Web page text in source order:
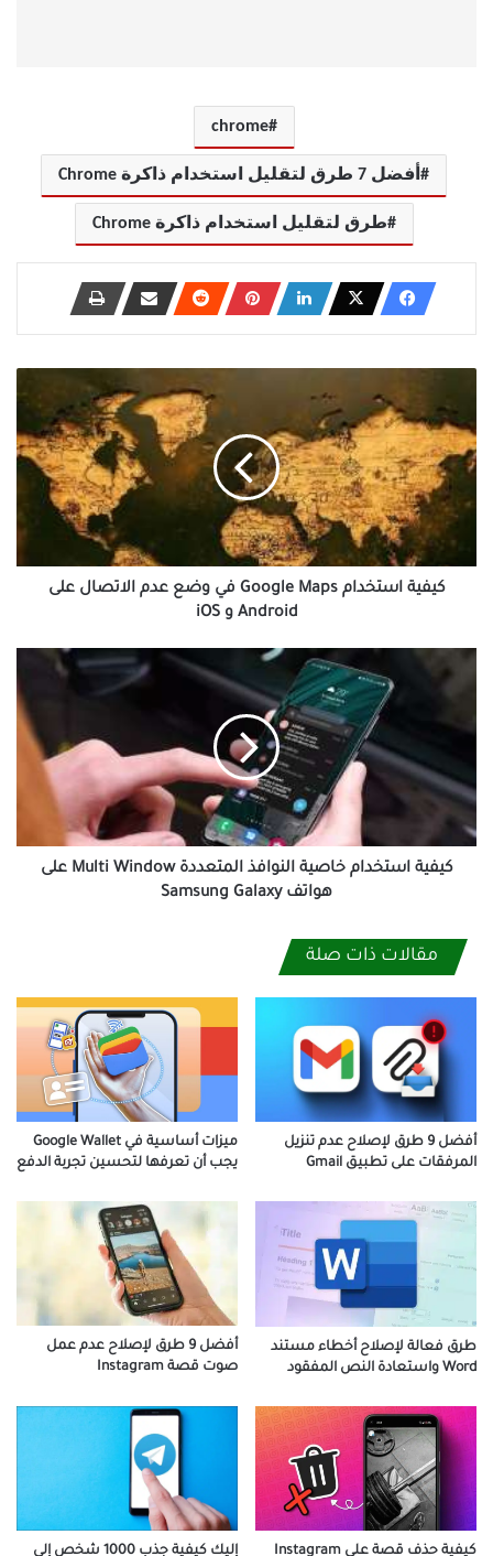
chrome
أفضل 7 طرق لتقليل استخدام ذاكرة Chrome
طرق لتقليل استخدام ذاكرة Chrome
Google
Maps
في
عدم
الاتصال
على
Android
كيفية استخدام Google Maps في وضع عدم الاتصال على
Android و iOS
استخدام
النوافذ
Multi
Window
هواتف
Samsung
كيفية استخدام خاصية النوافذ المتعددة Multi Window على
هواتف Samsung Galaxy
مقالات ذات صلة
ميزات أساسية في Google Wallet
يجب أن تعرفها لتحسين تجربة الدفع
أفضل 9 طرق لإصلاح عدم تنزيل
المرفقات على تطبيق Gmail
أفضل 9 طرق لإصلاح عدم عمل
صوت قصة Instagram
طرق فعالة لإصلاح أخطاء مستند
Word واستعادة النص المفقود
إليك كيفية جذب 1000 شخص إلى كيفية حذف قصة على Instagram